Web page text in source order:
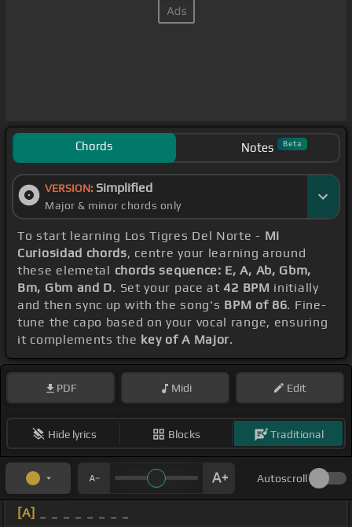
Chords Notes Beta
VERSION: Simplified
Major & minor chords only
To start learning Los Tigres Del Norte - Mi
Curiosidad chords, centre your learning around
these elemetal chords sequence: E, A, Ab, Gbm,
Bm, Gbm and D. Set your pace at42 BPM initially
and then sync up with the song's BPM of 86. Fine-
tune the capo based on your vocal range, ensuring
it complements the key of A Major.
PDF Midi Edit
Hide lyrics Blocks Traditional
Autoscroll
[A]